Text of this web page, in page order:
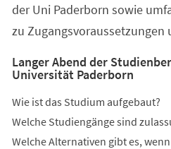
der Uni Paderborn sowie
zu
Langer Abend der
Universität Paderborn
Wie ist das Studium aufgebaut?
Welche Studiengänge sind
Welche Alternativen gibt es,